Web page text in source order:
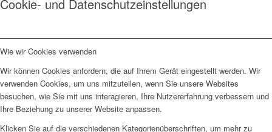
Cookie- und Datenschutzeinstellungen
Wie wir Cookies verwenden
Wir können Cookies anfordern, die auf Ihrem Gerät eingestellt werden. Wir
verwenden Cookies, um uns mitzuteilen, wenn Sie unsere Websites
besuchen, wie Sie mit uns interagieren, Ihre Nutzererfahrung verbessern und
Ihre Beziehung zu unserer Website anpassen.
Klicken Sie auf die verschiedenen Kategorienüberschriften, um mehr zu